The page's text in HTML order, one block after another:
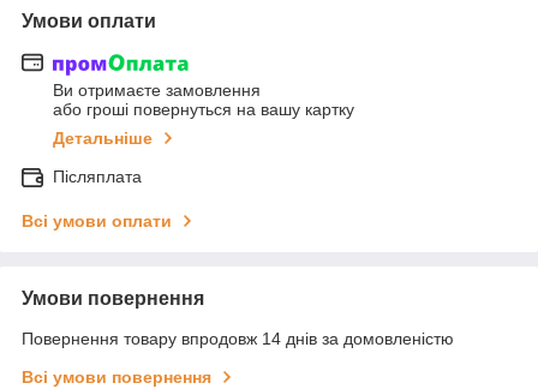
Умови оплати
Ви отримаєте замовлення
або гроші повернуться на вашу картку
Детальніше
Післяплата
Всі умови оплати
Умови повернення
Повернення товару впродовж 14 днів за домовленістю
Всі умови повернення